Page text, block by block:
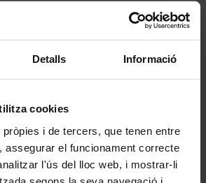
Detalls Informació
cookies
i de tercers, que tenen entre
assegurar el funcionament correcte
l'ús del lloc web, i mostrar-li
especialment en maridatges
i sofisticades, incloses
peces de caça. La seva
realcen els sabors intensos i